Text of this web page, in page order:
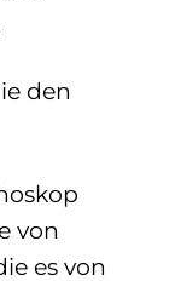
den
von
es von